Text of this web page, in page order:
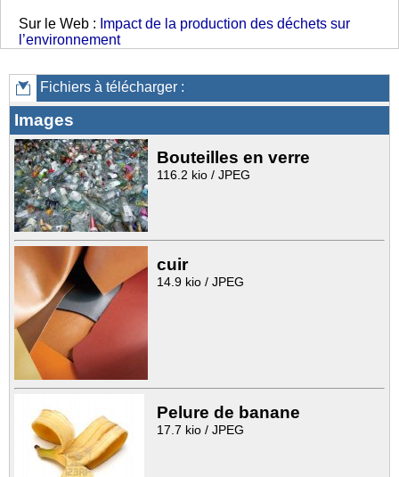
Sur le Web : Impact de la production des déchets sur
l’environnement
Fichiers à télécharger :
Images
Bouteilles en verre
116.2 kio / JPEG
cuir
14.9 kio / JPEG
Pelure de banane
17.7 kio / JPEG